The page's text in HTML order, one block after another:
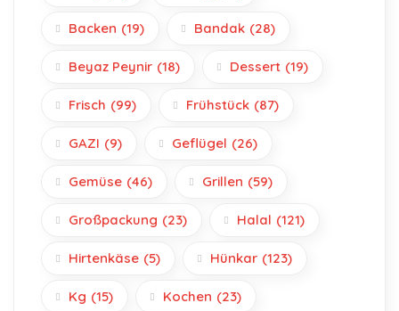
Backen (19) Bandak (28)
Beyaz Peynir (18) Dessert (19)
Frisch (99) Frühstück (87)
GAZI (9) Geflügel (26)
Gemüse (46) Grillen (59)
Großpackung (23) Halal (121)
Hirtenkäse (5) Hünkar (123)
Kg (15) Kochen (23)